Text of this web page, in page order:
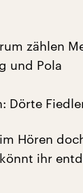
zählen
und Pola
Dörte
Hören
ihr